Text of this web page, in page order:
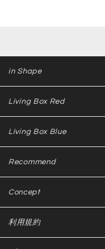
in Shape
Living Box Red
Living Box Blue
Recommend
Concept
利用規約